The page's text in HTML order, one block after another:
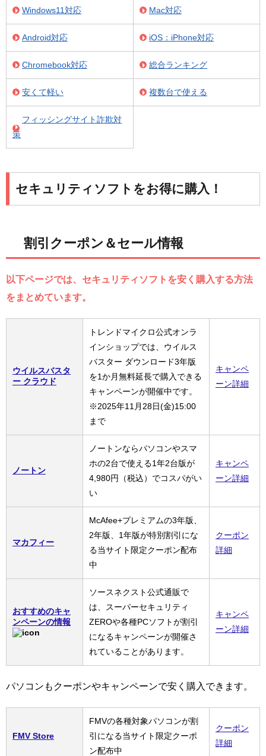
Windows11対応 Mac対応
Android対応 iOS：iPhone対応
Chromebook対応 総合ランキング
安くて軽い 複数台で使える
フィッシングサイト詐欺対
策
セキュリティソフトをお得に購入！
割引クーポン＆セール情報
以下ページでは、セキュリティソフトを安く購入する方法
をまとめています。
ウイルスバスタ
ー クラウド
トレンドマイクロ公式オンラ
インショップでは、ウイルス
バスター ダウンロード3年版
を1か月無料延長で購入できる
キャンペーンが開催中です。
※2025年11月28日(金)15:00
まで
キャンペ
ーン詳細
ノートン
ノートンならパソコンやスマ
ホの2台で使える1年2台版が
4,980円（税込）でコスパがい
い
キャンペ
ーン詳細
マカフィー
McAfee+プレミアムの3年版、
2年版、1年版が特別割引にな
る当サイト限定クーポン配布
中
クーポン
詳細
おすすめのキャ
ンペーンの情報
ソースネクスト公式通販で
は、スーパーセキュリティ
ZEROや各種PCソフトが割引
になるキャンペーンが開催さ
れていることがあります。
キャンペ
ーン詳細
パソコンもクーポンやキャンペーンで安く購入できます。
FMV Store
FMVの各種対象パソコンが割
引になる当サイト限定クーポ
ン配布中
クーポン
詳細